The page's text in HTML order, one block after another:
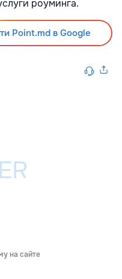
роуминга.
Point.md в Google
на сайте